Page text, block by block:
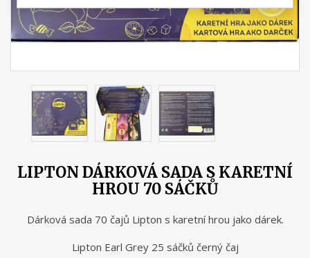
LIPTON DÁRKOVÁ SADA S KARETNÍ
HROU 70 SÁČKŮ
Dárková sada 70 čajů Lipton s karetní hrou jako dárek.
Lipton Earl Grey 25 sáčků černý čaj